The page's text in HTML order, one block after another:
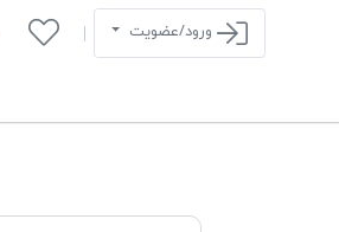
ورود/عضویت